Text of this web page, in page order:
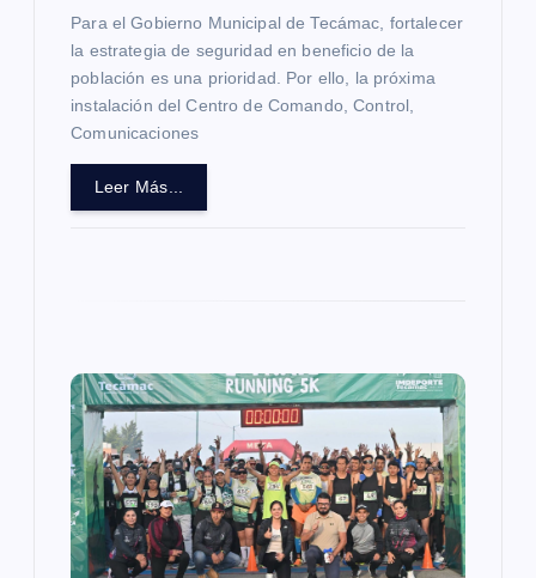
Para el Gobierno Municipal de Tecámac, fortalecer
la estrategia de seguridad en beneficio de la
población es una prioridad. Por ello, la próxima
instalación del Centro de Comando, Control,
Comunicaciones
Leer Más...